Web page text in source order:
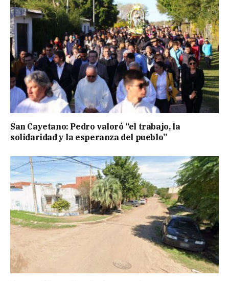
San Cayetano: Pedro valoró “el trabajo, la
solidaridad y la esperanza del pueblo”